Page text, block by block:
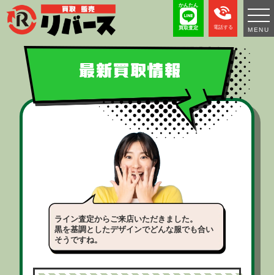
かんたん
買取査定 電話する MENU
最新買取情報
ライン査定からご来店いただきました。
黒を基調としたデザインでどんな服でも合い
そうですね。